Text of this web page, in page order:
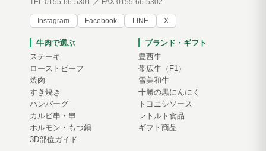
TEL 0155-66-5301 ／ FAX 0155-66-5302
Instagram Facebook LINE X
牛肉で選ぶ
ステーキ
ローストビーフ
焼肉
すき焼き
ハンバーグ
カルビ串・串
ホルモン・もつ鍋
3D部位ガイド
ブランド・ギフト
豊西牛
帯広牛（F1）
雪美和牛
十勝の黒にんにく
トヨニシソース
レトルト食品
ギフト商品